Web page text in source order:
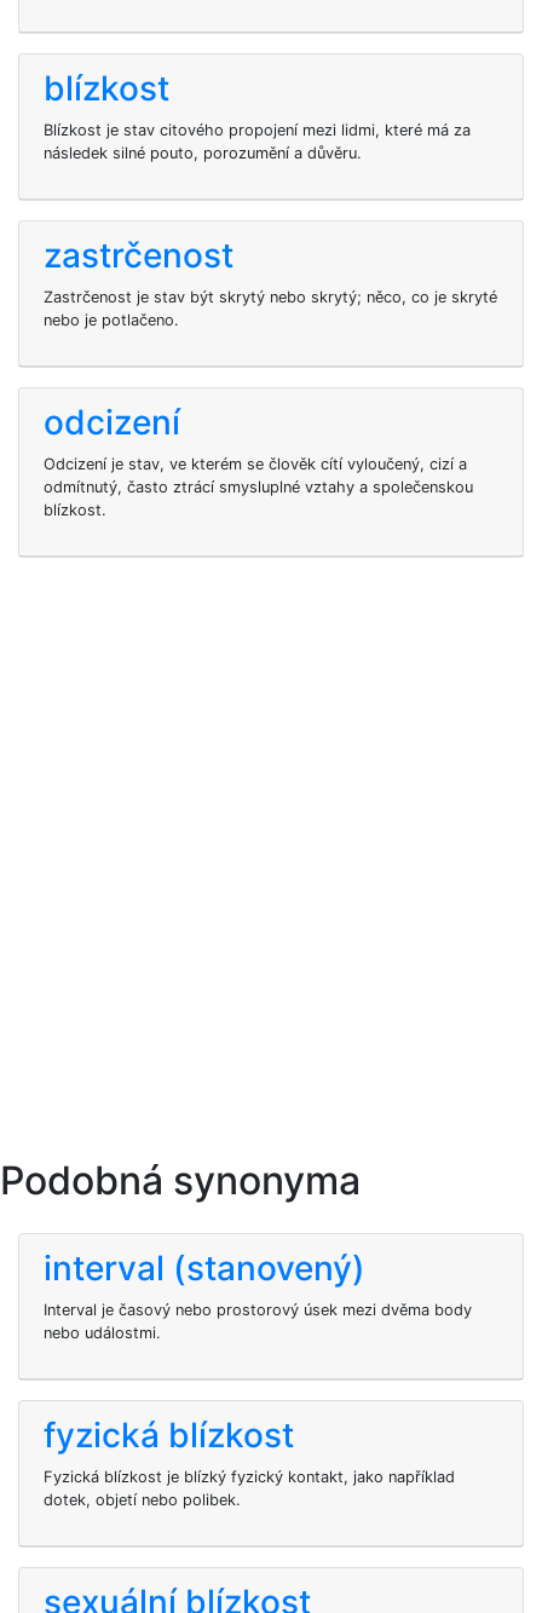
blízkost
Blízkost je stav citového propojení mezi lidmi, které má za
následek silné pouto, porozumění a důvěru.
zastrčenost
Zastrčenost je stav být skrytý nebo skrytý; něco, co je skryté
nebo je potlačeno.
odcizení
Odcizení je stav, ve kterém se člověk cítí vyloučený, cizí a
odmítnutý, často ztrácí smysluplné vztahy a společenskou
blízkost.
Podobná synonyma
interval (stanovený)
Interval je časový nebo prostorový úsek mezi dvěma body
nebo událostmi.
fyzická blízkost
Fyzická blízkost je blízký fyzický kontakt, jako například
dotek, objetí nebo polibek.
sexuální blízkost